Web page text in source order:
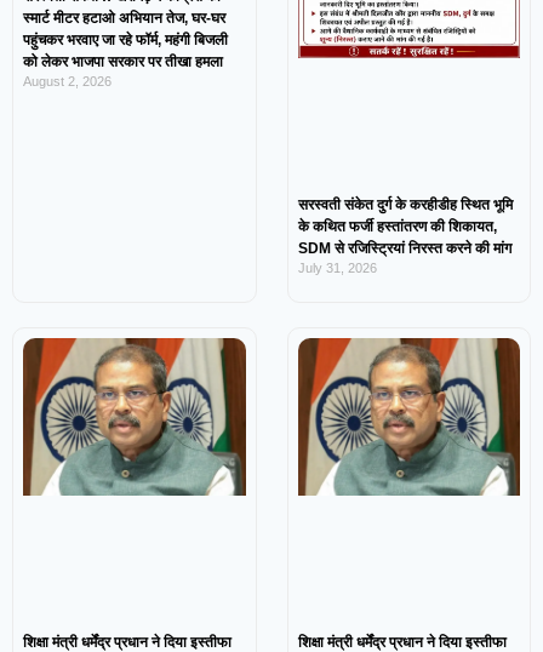
स्मार्ट मीटर हटाओ अभियान तेज, घर-घर
पहुंचकर भरवाए जा रहे फॉर्म, महंगी बिजली
को लेकर भाजपा सरकार पर तीखा हमला
August 2, 2026
सरस्वती संकेत दुर्ग के करहीडीह स्थित भूमि
के कथित फर्जी हस्तांतरण की शिकायत,
SDM से रजिस्ट्रियां निरस्त करने की मांग
July 31, 2026
शिक्षा मंत्री धर्मेंद्र प्रधान ने दिया इस्तीफा शिक्षा मंत्री धर्मेंद्र प्रधान ने दिया इस्तीफा